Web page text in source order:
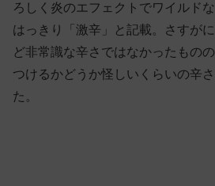
ろしく炎のエフェクトでワイルド
はっきり「激辛」と記載。さすが
ど非常識な辛さではなかったもの
つけるかどうか怪しいくらいの辛
た。